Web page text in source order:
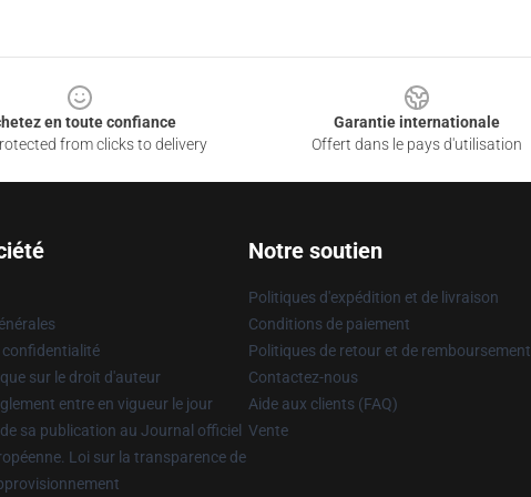
en toute confiance
from clicks to delivery
Garantie internationale
Offert dans le pays d'utilisation
confidentialité
sur le droit d'auteur
entre en vigueur le jour
sa publication au Journal officiel
Loi sur la transparence de
Notre soutien
Politiques d'expédition et de livraison
Conditions de paiement
Politiques de retour et de remboursement
Contactez-nous
Aide aux clients (FAQ)
Vente